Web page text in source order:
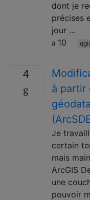
dont je
précises
jour …
10
4
à partir
Je
certain
mais
ArcGIS
une
pouvoir